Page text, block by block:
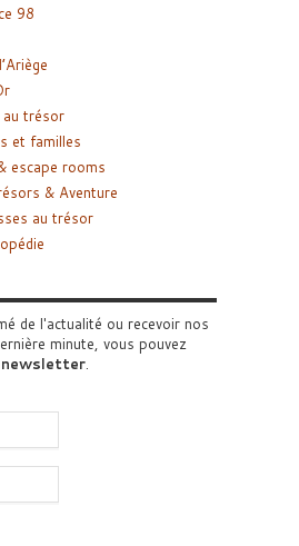
98
au trésor
et familles
escape rooms
& Aventure
au trésor
de l'actualité ou recevoir nos
minute, vous pouvez
newsletter.